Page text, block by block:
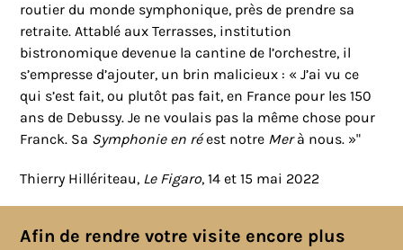
routier du monde symphonique, près de prendre sa
retraite. Attablé aux Terrasses, institution
bistronomique devenue la cantine de l’orchestre, il
s’empresse d’ajouter, un brin malicieux : « J’ai vu ce
qui s’est fait, ou plutôt pas fait, en France pour les 150
ans de Debussy. Je ne voulais pas la même chose pour
Franck. Sa Symphonie en réest notre Merà nous. »"
Thierry Hillériteau, Le Figaro, 14 et 15 mai 2022
Afin de rendre votre visite encore plus